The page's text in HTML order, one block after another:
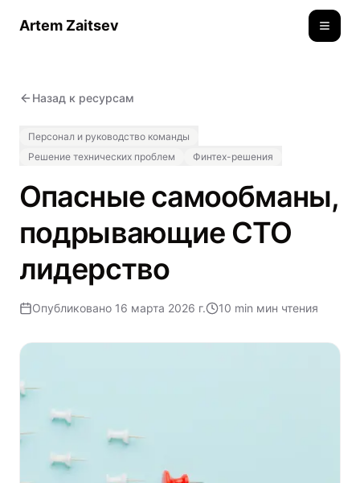
Artem Zaitsev
Назад к ресурсам
Персонал и руководство команды
Решение технических проблем
Финтех-решения
Опасные самообманы,
подрывающие CTO
лидерство
Опубликовано 16 марта 2026 г. 10 min мин чтения